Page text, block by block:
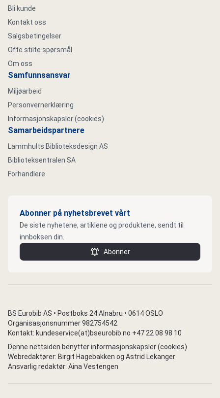
Bli kunde
Kontakt oss
Salgsbetingelser
Ofte stilte spørsmål
Om oss
Samfunnsansvar
Miljøarbeid
Personvernerklæring
Informasjonskapsler (cookies)
Samarbeidspartnere
Lammhults Biblioteksdesign AS
Biblioteksentralen SA
Forhandlere
Abonner på nyhetsbrevet vårt
De siste nyhetene, artiklene og produktene, sendt til
innboksen din.
Abonner
BS Eurobib AS • Postboks 24 Alnabru • 0614 OSLO
Organisasjonsnummer 982754542
Kontakt: kundeservice(at)bseurobib.no +47 22 08 98 10
Denne nettsiden benytter informasjonskapsler (cookies)
Webredaktører: Birgit Hagebakken og Astrid Lekanger
Ansvarlig redaktør: Aina Vestengen